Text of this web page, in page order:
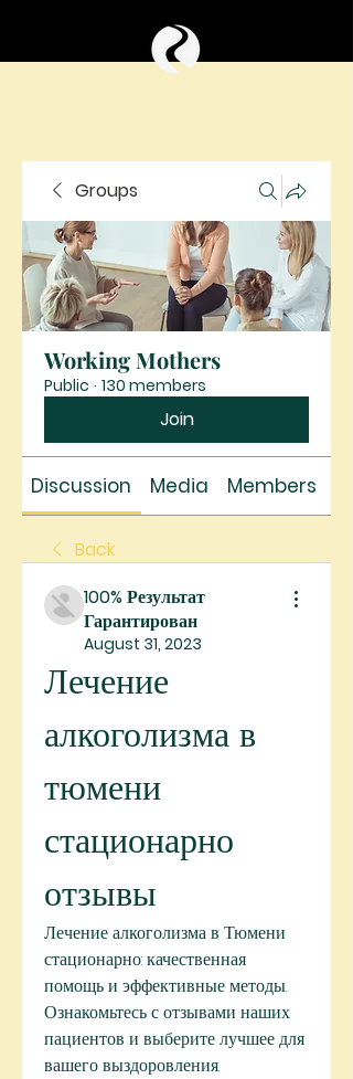
Groups
Working Mothers
Public · 130 members
Join
Discussion Media Members
Back
100% Результат
Гарантирован
August 31, 2023
Лечение
алкоголизма в
тюмени
стационарно
отзывы
Лечение алкоголизма в Тюмени
стационарно: качественная
помощь и эффективные методы.
Ознакомьтесь с отзывами наших
пациентов и выберите лучшее для
вашего выздоровления.